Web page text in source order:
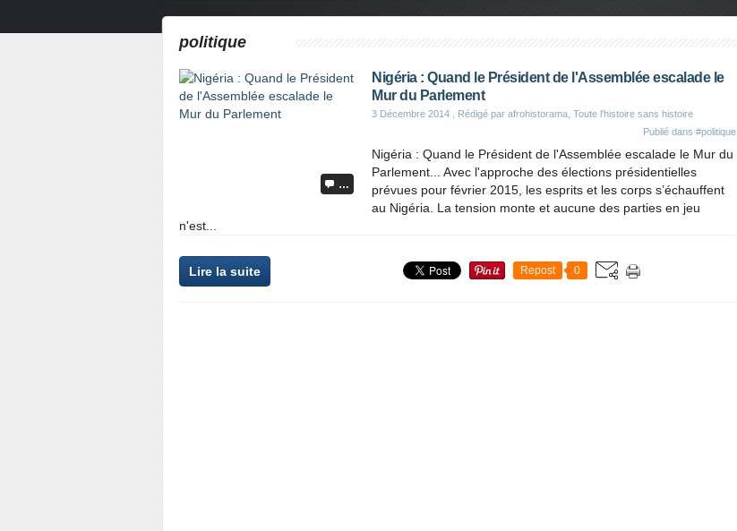
politique
…
Nigéria : Quand le Président de l'Assemblée escalade le
Mur du Parlement
3 Décembre 2014 , Rédigé par afrohistorama, Toute l'histoire sans histoire
Publié dans #politique
Nigéria : Quand le Président de l'Assemblée escalade le Mur du
Parlement... Avec l'approche des élections présidentielles
prévues pour février 2015, les esprits et les corps s’échauffent
au Nigéria. La tension monte et aucune des parties en jeu
n'est...
Lire la suite Repost 0